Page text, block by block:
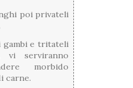
poi privateli
gambi e tritateli
vi serviranno
morbido
carne.